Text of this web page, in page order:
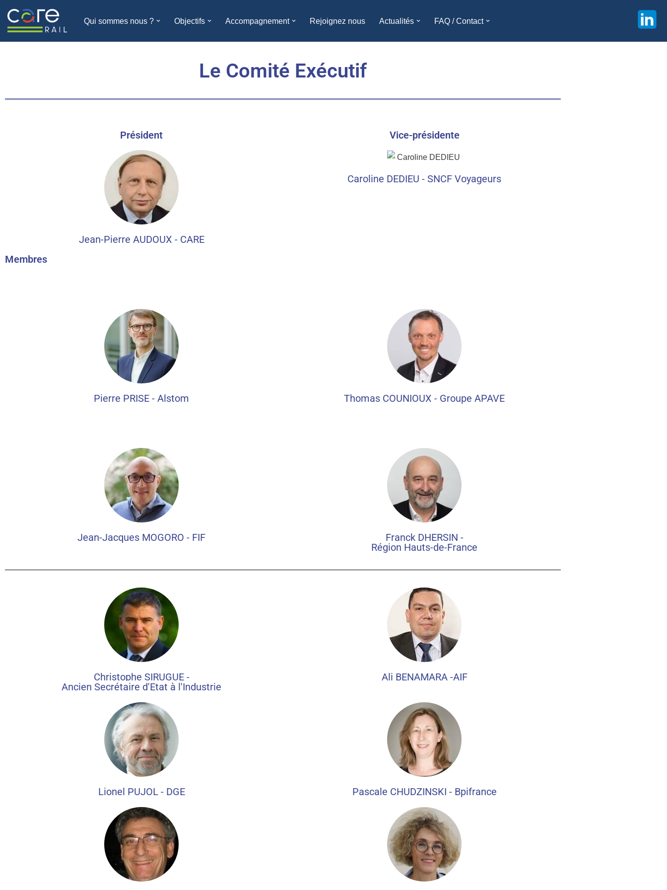
Aller
au
Qui sommes nous ? Objectifs Accompagnement Rejoignez nous Actualités FAQ / Contact
Le Comité Exécutif
Président
Jean-Pierre AUDOUX - CARE
Vice-présidente
Caroline DEDIEU - SNCF Voyageurs
Membres
Pierre PRISE - Alstom Thomas COUNIOUX - Groupe APAVE
Jean-Jacques MOGORO - FIF
Franck DHERSIN -
Région Hauts-de-France
Christophe SIRUGUE -
Ancien Secrétaire d'Etat à l'Industrie
Ali BENAMARA -AIF
Lionel PUJOL - DGE Pascale CHUDZINSKI - Bpifrance